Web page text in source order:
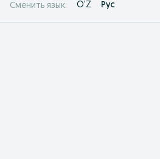
Сменить язык: O'Z Рус